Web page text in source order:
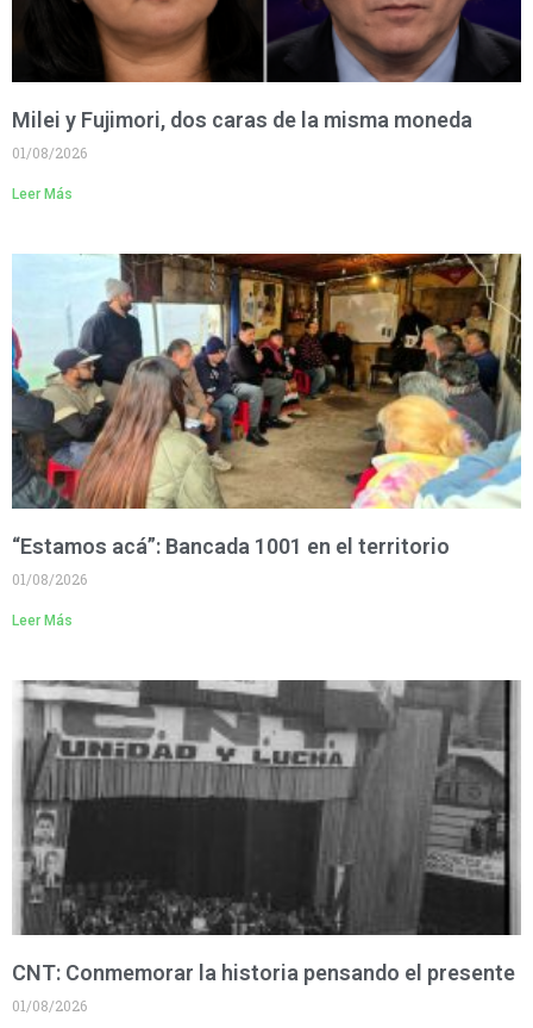
Milei y Fujimori, dos caras de la misma moneda
01/08/2026
Leer Más
“Estamos acá”: Bancada 1001 en el territorio
01/08/2026
Leer Más
CNT: Conmemorar la historia pensando el presente
01/08/2026